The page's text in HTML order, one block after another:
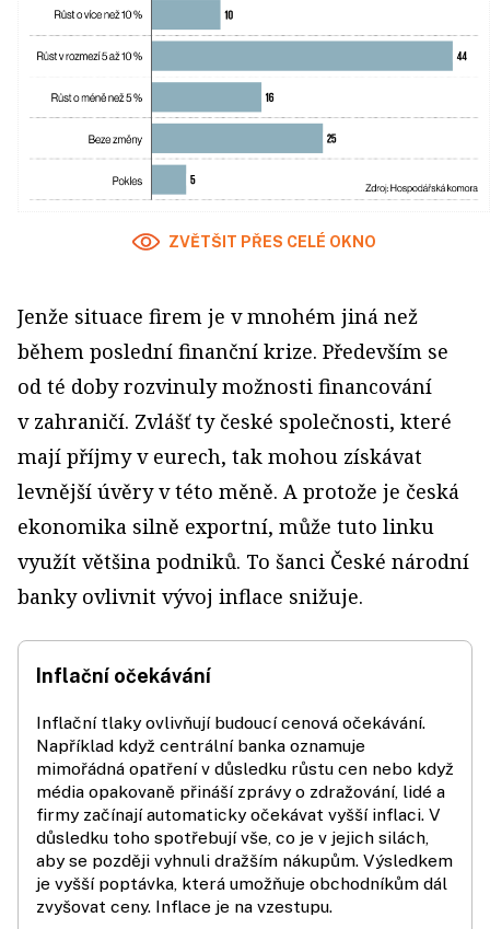
ZVĚTŠIT PŘES CELÉ OKNO
Jenže situace firem je v mnohém jiná než
během poslední finanční krize. Především se
od té doby rozvinuly možnosti financování
v zahraničí. Zvlášť ty české společnosti, které
mají příjmy v eurech, tak mohou získávat
levnější úvěry v této měně. A protože je česká
ekonomika silně exportní, může tuto linku
využít většina podniků. To šanci České národní
banky ovlivnit vývoj inflace snižuje.
Inflační očekávání
Inflační tlaky ovlivňují budoucí cenová očekávání.
Například když centrální banka oznamuje
mimořádná opatření v důsledku růstu cen nebo když
média opakovaně přináší zprávy o zdražování, lidé a
firmy začínají automaticky očekávat vyšší inflaci. V
důsledku toho spotřebují vše, co je v jejich silách,
aby se později vyhnuli dražším nákupům. Výsledkem
je vyšší poptávka, která umožňuje obchodníkům dál
zvyšovat ceny. Inflace je na vzestupu.